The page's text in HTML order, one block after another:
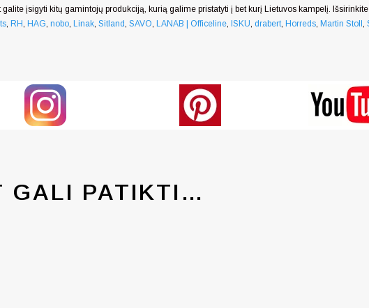
įsigyti kitų gamintojų produkciją, kurią galime pristatyti į bet kurį Lietuvos kampelį.
RH HAG nobo Linak Sitland SAVO LANAB | Officeline ISKU drabert, Horreds Martin Stoll
GALI PATIKTI…